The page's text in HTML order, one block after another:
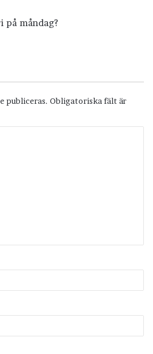
måndag?
publiceras. Obligatoriska fält är